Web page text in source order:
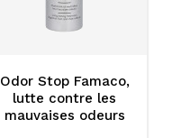
Odor Stop Famaco,
lutte contre les
mauvaises odeurs